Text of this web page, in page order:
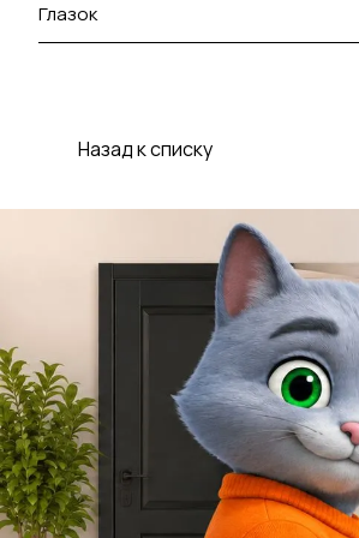
Глазок
Назад к списку